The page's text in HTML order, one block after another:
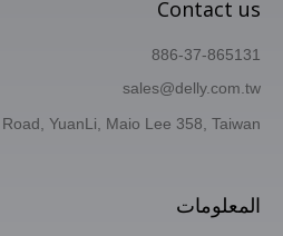
Contact us
886-37-865131
sales@delly.com.tw
Road, YuanLi, Maio Lee 358, Taiwan
المعلومات